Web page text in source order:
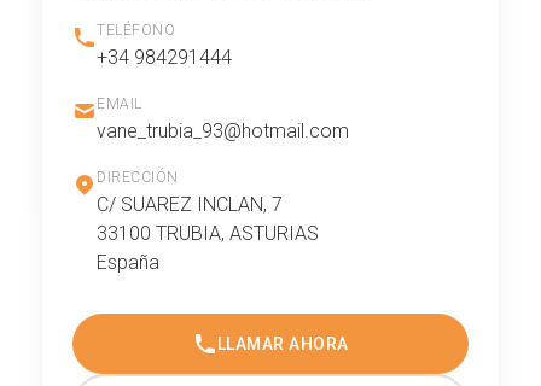
TELÉFONO
+34 984291444
EMAIL
vane_trubia_93@hotmail.com
DIRECCIÓN
C/ SUAREZ INCLAN, 7
33100 TRUBIA, ASTURIAS
España
LLAMAR AHORA